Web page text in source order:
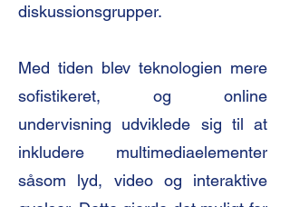
diskussionsgrupper.
Med tiden blev teknologien mere
sofistikeret, og online
undervisning udviklede sig til at
inkludere multimediaelementer
såsom lyd, video og interaktive